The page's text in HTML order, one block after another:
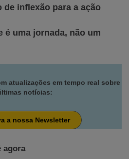
de inflexão para a ação
é uma jornada, não um
atualizações em tempo real sobre
notícias:
a nossa Newsletter
agora